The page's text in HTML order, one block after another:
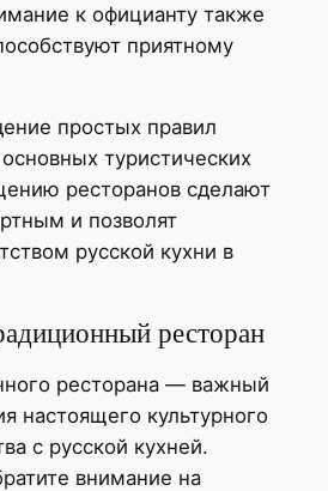
к официанту также
приятному
простых правил
туристических
ресторанов сделают
и позволят
русской кухни в
ресторан
ресторана — важный
настоящего культурного
с русской кухней.
внимание на